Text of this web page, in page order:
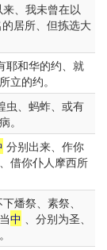
、我未曾在以
居所、但拣选大
耶和华的约、就
立的约。
虫、蚂蚱、或有
。
分别出来、作你
借你仆人摩西所
燔祭、素祭、
中 、分别为圣、